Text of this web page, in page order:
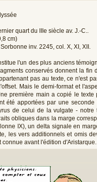
quart du IIIe siècle av. J.-C..
cm)
inv. 2245, col. X, XI, XII.
l'un des plus anciens
conservés donnent la
pas au texte, ce n'est
Mais le demi-format et
première main a copié le
été apportées par une
de celui de la vulgate -
obliques dans la marge
IX), un delta signale en
les vers additionnels et omis
avant l'édition d'Aristarque.